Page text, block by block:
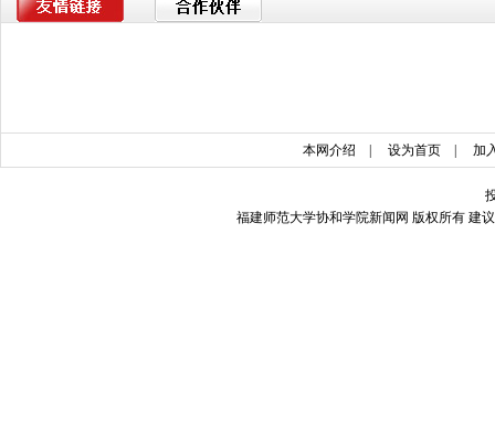
本网介绍 设为首页| 加
福建师范大学协和学院新闻网 版权所有 建